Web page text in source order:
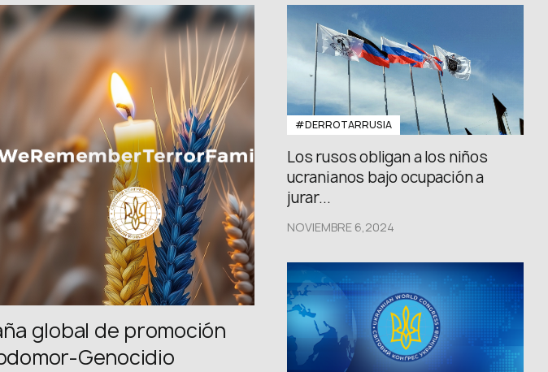
FB: @uwcongress
global de promoción
Genocidio
#DERROTARRUSIA
Los rusos obligan a los niños
ucranianos bajo ocupación a
jurar...
NOVIEMBRE 6,2024